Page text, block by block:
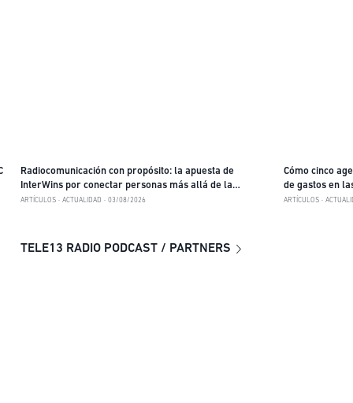
Radiocomunicación con propósito: la apuesta de
InterWins por conectar personas más allá de la
tecnología
ARTÍCULOS ACTUALIDAD 03/08/2026
Cómo cinco
de gastos en
ARTÍCULOS
TELE13 RADIO PODCAST / PARTNERS